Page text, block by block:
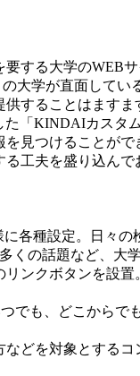
する大学のWEB
大学が直面して
することはますま
「KINDAIカス
見つけることがで
工夫を盛り込ん
各種設定。日々
くの話題など、
ンクボタンを設置
も、どこからで
どを対象とする